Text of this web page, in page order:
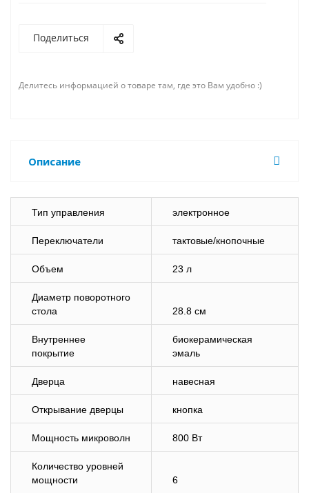
Поделиться
Делитесь информацией о товаре там, где это Вам удобно :)
Описание
Тип управления электронное
Переключатели тактовые/кнопочные
Объем 23 л
Диаметр поворотного
стола
28.8 см
Внутреннее
покрытие
биокерамическая
эмаль
Дверца навесная
Открывание дверцы кнопка
Мощность микроволн 800 Вт
Количество уровней
мощности
6